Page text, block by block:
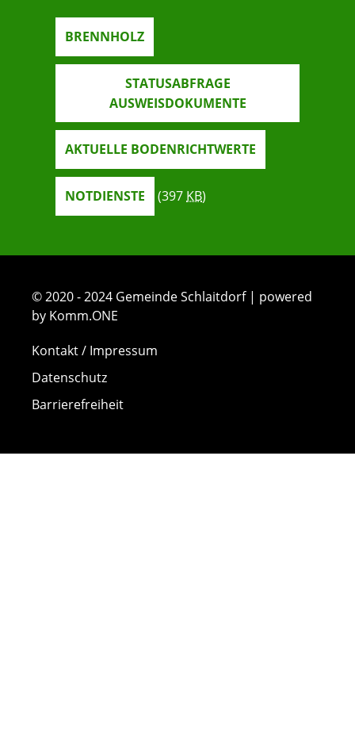
BRENNHOLZ
STATUSABFRAGE
AUSWEISDOKUMENTE
AKTUELLE BODENRICHTWERTE
NOTDIENSTE (397 KB)
© 2020 - 2024 Gemeinde Schlaitdorf | powered
by Komm.ONE
Kontakt / Impressum
Datenschutz
Barrierefreiheit